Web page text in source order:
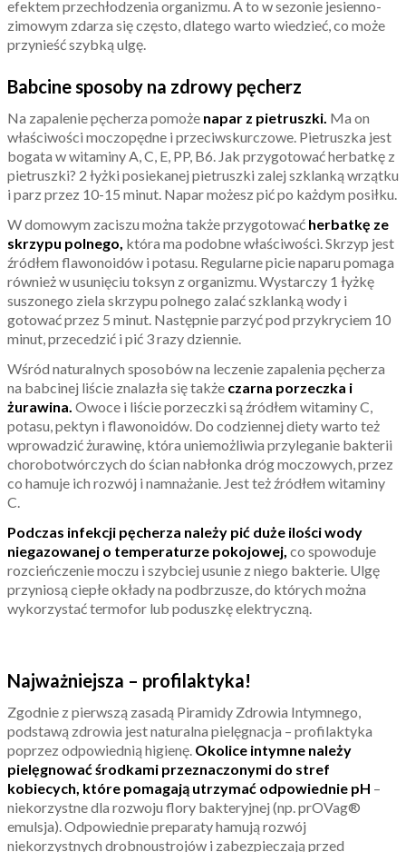
efektem przechłodzenia organizmu. A to w sezonie jesienno-
zimowym zdarza się często, dlatego warto wiedzieć, co może
przynieść szybką ulgę.
Babcine sposoby na zdrowy pęcherz
Na zapalenie pęcherza pomoże napar z pietruszki. Ma on
właściwości moczopędne i przeciwskurczowe. Pietruszka jest
bogata w witaminy A, C, E, PP, B6. Jak przygotować herbatkę z
pietruszki? 2 łyżki posiekanej pietruszki zalej szklanką wrzątku
i parz przez 10-15 minut. Napar możesz pić po każdym posiłku.
W domowym zaciszu można także przygotować herbatkę ze
skrzypu polnego, która ma podobne właściwości. Skrzyp jest
źródłem flawonoidów i potasu. Regularne picie naparu pomaga
również w usunięciu toksyn z organizmu. Wystarczy 1 łyżkę
suszonego ziela skrzypu polnego zalać szklanką wody i
gotować przez 5 minut. Następnie parzyć pod przykryciem 10
minut, przecedzić i pić 3 razy dziennie.
Wśród naturalnych sposobów na leczenie zapalenia pęcherza
na babcinej liście znalazła się także czarna porzeczka i
żurawina. Owoce i liście porzeczki są źródłem witaminy C,
potasu, pektyn i flawonoidów. Do codziennej diety warto też
wprowadzić żurawinę, która uniemożliwia przyleganie bakterii
chorobotwórczych do ścian nabłonka dróg moczowych, przez
co hamuje ich rozwój i namnażanie. Jest też źródłem witaminy
C.
Podczas infekcji pęcherza należy pić duże ilości wody
niegazowanej o temperaturze pokojowej, co spowoduje
rozcieńczenie moczu i szybciej usunie z niego bakterie. Ulgę
przyniosą ciepłe okłady na podbrzusze, do których można
wykorzystać termofor lub poduszkę elektryczną.
Najważniejsza – profilaktyka!
Zgodnie z pierwszą zasadą Piramidy Zdrowia Intymnego,
podstawą zdrowia jest naturalna pielęgnacja – profilaktyka
poprzez odpowiednią higienę. Okolice intymne należy
pielęgnować środkami przeznaczonymi do stref
kobiecych, które pomagają utrzymać odpowiednie pH –
niekorzystne dla rozwoju flory bakteryjnej (np. prOVag®
emulsja). Odpowiednie preparaty hamują rozwój
niekorzystnych drobnoustrojów i zabezpieczają przed